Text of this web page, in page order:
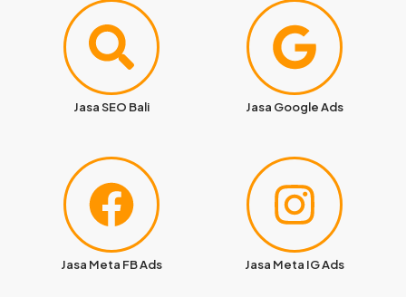
Jasa SEO Bali Jasa Google Ads
Jasa Meta FB Ads Jasa Meta IG Ads